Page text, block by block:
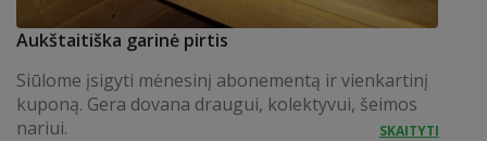
Aukštaitiška garinė pirtis
Siūlome įsigyti mėnesinį abonementą ir vienkartinį
kuponą. Gera dovana draugui, kolektyvui, šeimos
nariui.
SKAITYTI